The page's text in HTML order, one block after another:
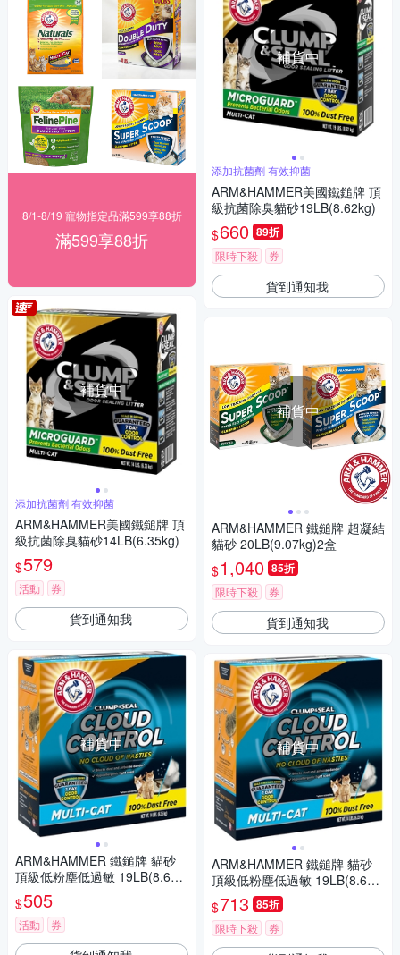
8/1-8/19 寵物指定品滿599享88折
滿599享88折
補貨中
添加抗菌劑 有效抑菌
ARM&HAMMER美國鐵鎚牌 頂
級抗菌除臭貓砂14LB(6.35kg)
$579
活動 券
貨到通知我
補貨中
ARM&HAMMER 鐵鎚牌 貓砂
頂級低粉塵低過敏 19LB(8.62k
g)
$505
活動 券
補貨中
添加抗菌劑 有效抑菌
ARM&HAMMER美國鐵鎚牌 頂
級抗菌除臭貓砂19LB(8.62kg)
$660 89折
限時下殺 券
貨到通知我
補貨中
ARM&HAMMER 鐵鎚牌 超凝結
貓砂 20LB(9.07kg)2盒
$1,040 85折
限時下殺 券
貨到通知我
補貨中
ARM&HAMMER 鐵鎚牌 貓砂
頂級低粉塵低過敏 19LB(8.62k
g)2盒
$713 85折
限時下殺 券